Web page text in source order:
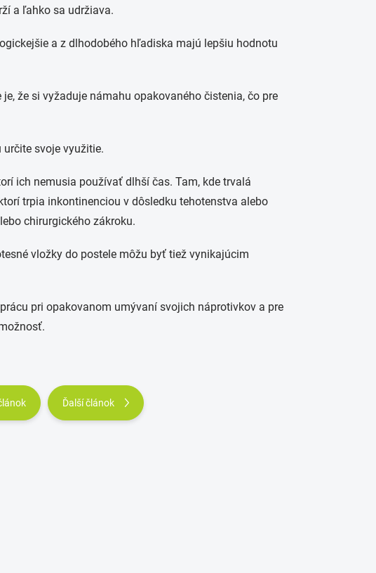
a ľahko sa udržiava.
a z dlhodobého hľadiska majú lepšiu hodnotu
že si vyžaduje námahu opakovaného čistenia, čo pre
svoje využitie.
ich nemusia používať dlhší čas. Tam, kde trvalá
trpia inkontinenciou v dôsledku tehotenstva alebo
chirurgického zákroku.
vložky do postele môžu byť tiež vynikajúcim
pri opakovanom umývaní svojich náprotivkov a pre
Ďalší článok